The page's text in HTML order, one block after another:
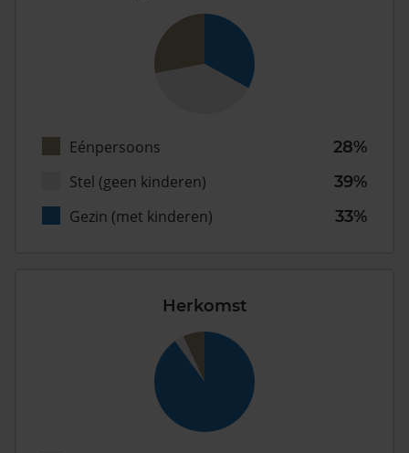
Eénpersoons
28%
Stel (geen kinderen)
39%
Gezin (met kinderen)
33%
Herkomst